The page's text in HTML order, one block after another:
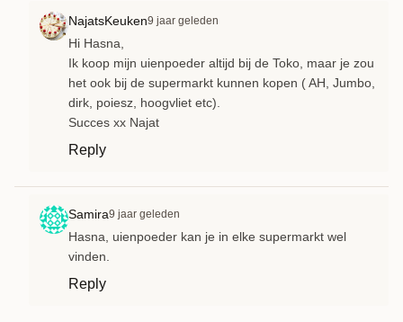
NajatsKeuken9 jaar geleden
Hi Hasna,
Ik koop mijn uienpoeder altijd bij de Toko, maar je zou
het ook bij de supermarkt kunnen kopen ( AH, Jumbo,
dirk, poiesz, hoogvliet etc).
Succes xx Najat
Reply
Samira9 jaar geleden
Hasna, uienpoeder kan je in elke supermarkt wel
vinden.
Reply